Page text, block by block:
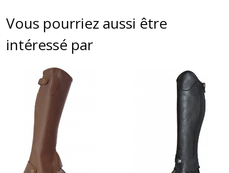
Vous pourriez aussi être
intéressé par